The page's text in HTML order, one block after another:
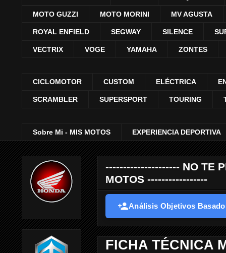
MOTO GUZZI MOTO MORINI MV AGUSTA
ROYAL ENFIELD SEGWAY SILENCE
VECTRIX VOGE YAMAHA ZONTES
CICLOMOTOR CUSTOM ELÉCTRICA
SCRAMBLER SUPERSPORT TOURING
Sobre Mi - MIS MOTOS EXPERIENCIA DEPORTIVA
--------------------- NO TE
MOTOS -----------------
Análisis Objetivos
FICHA TÉCNICA